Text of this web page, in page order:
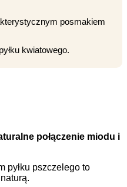
posmakiem
kwiatowego.
połączenie miodu i
pyłku pszczelego to